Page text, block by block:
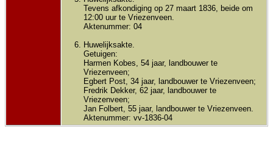
Tevens afkondiging op 27 maart 1836, beide om
12:00 uur te Vriezenveen.
Aktenummer: 04
Huwelijksakte.
Getuigen:
Harmen Kobes, 54 jaar, landbouwer te
Vriezenveen;
Egbert Post, 34 jaar, landbouwer te Vriezenveen;
Fredrik Dekker, 62 jaar, landbouwer te
Vriezenveen;
Jan Folbert, 55 jaar, landbouwer te Vriezenveen.
Aktenummer: vv-1836-04